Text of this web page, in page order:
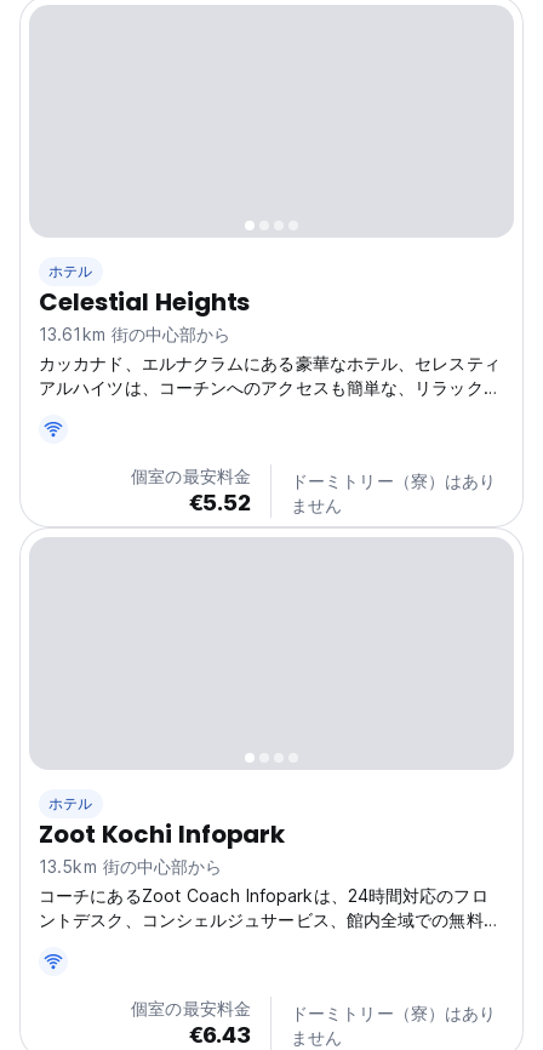
ホテル
Celestial Heights
13.61km 街の中心部から
カッカナド、エルナクラムにある豪華なホテル、セレスティ
アルハイツは、コーチンへのアクセスも簡単な、リラックス
ください。(Auto-translated from original language)
個室の最安料金
€5.52
ドーミトリー（寮）はあり
ません
ホテル
Zoot Kochi Infopark
13.5km 街の中心部から
コーチにあるZoot Coach Infoparkは、24時間対応のフロ
ントデスク、コンシェルジュサービス、館内全域での無料
個室の最安料金
€6.43
ドーミトリー（寮）はあり
ません